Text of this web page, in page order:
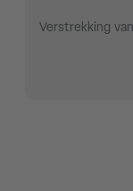
Verstrekking